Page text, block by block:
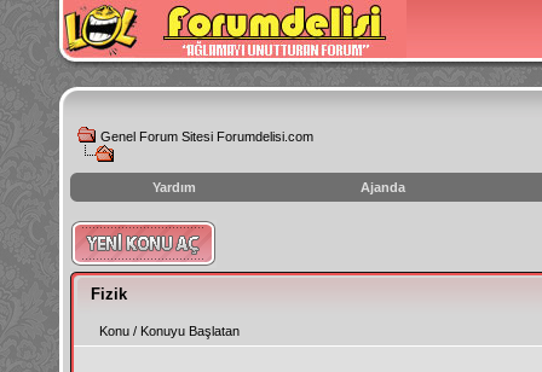
Genel Forum Sitesi Forumdelisi.com
Yardım Ajanda
instagram
izlenme
hilesi
Fizik
Konu / Konuyu Başlatan